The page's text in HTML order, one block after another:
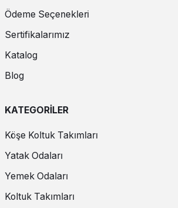
Ödeme Seçenekleri
Sertifikalarımız
Katalog
Blog
KATEGORİLER
Köşe Koltuk Takımları
Yatak Odaları
Yemek Odaları
Koltuk Takımları